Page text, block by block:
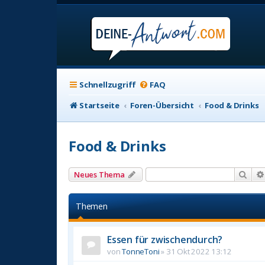
Schnellzugriff FAQ
Startseite
Foren-Übersicht Food & Drinks
Food & Drinks
Neues Thema Suche
Themen
Essen für zwischendurch?
vonTonneToni» 31 Okt 2022 13:12